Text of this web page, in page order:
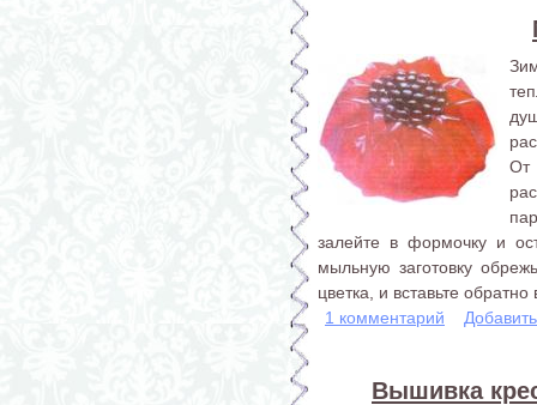
От
залейте в формочку и
мыльную заготовку
цветка, и вставьте обратно
1 комментарий
Вышивка